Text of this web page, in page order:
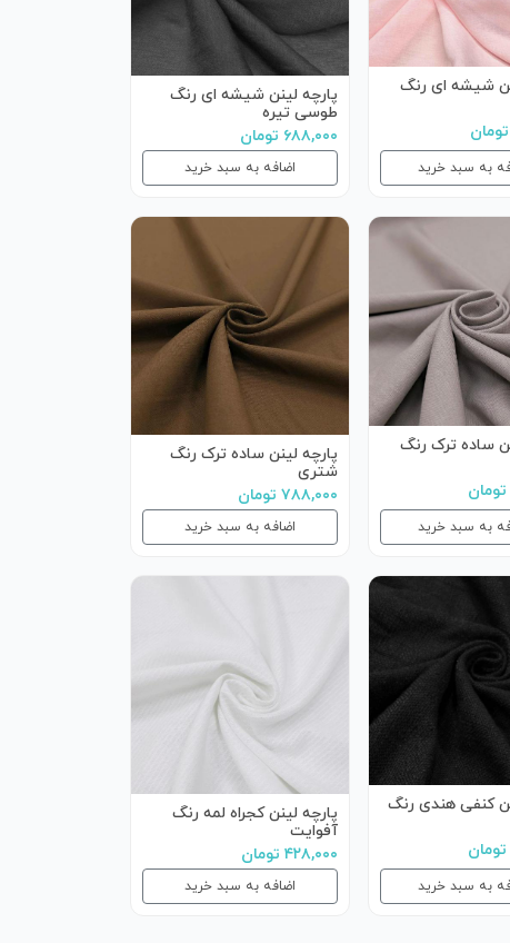
شیشه ای رنگ
به سبد خرید
پارچه لینن شیشه ای رنگ
طوسی تیره
۶۸۸,۰۰۰ تومان
اضافه به سبد خرید
ساده ترک رنگ
به سبد خرید
پارچه لینن ساده ترک رنگ
شتری
۷۸۸,۰۰۰ تومان
اضافه به سبد خرید
کنفی هندی رنگ
به سبد خرید
پارچه لینن کجراه لمه رنگ
آفوایت
۴۲۸,۰۰۰ تومان
اضافه به سبد خرید